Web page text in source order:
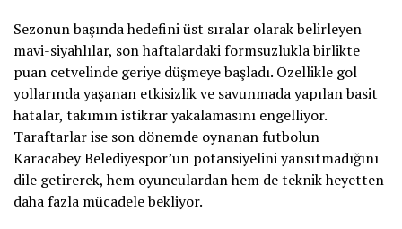
Sezonun başında hedefini üst sıralar olarak belirleyen
mavi-siyahlılar, son haftalardaki formsuzlukla birlikte
puan cetvelinde geriye düşmeye başladı. Özellikle gol
yollarında yaşanan etkisizlik ve savunmada yapılan basit
hatalar, takımın istikrar yakalamasını engelliyor.
Taraftarlar ise son dönemde oynanan futbolun
Karacabey Belediyespor’un potansiyelini yansıtmadığını
dile getirerek, hem oyunculardan hem de teknik heyetten
daha fazla mücadele bekliyor.